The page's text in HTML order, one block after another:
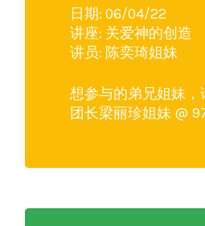
日期: 06/04/22
讲座: 关爱神的创造
讲员: 陈奕琦姐妹
想参与的弟兄姐妹，
团长梁丽珍姐妹 @